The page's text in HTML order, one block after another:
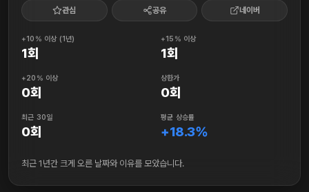
관심 공유 네이버
+10% 이상 (1년)
1회
+15% 이상
1회
+20% 이상
0회
상한가
0회
최근 30일
0회
평균 상승률
+18.3%
최근 1년간 크게 오른 날짜와 이유를 모았습니다.